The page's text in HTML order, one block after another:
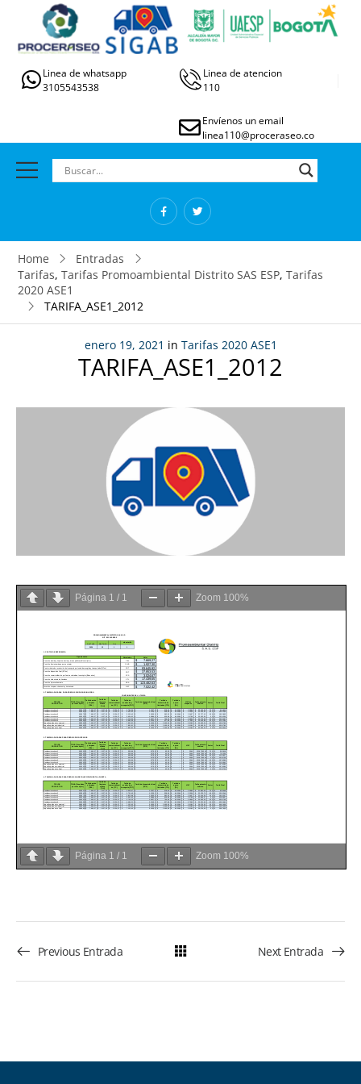
Linea de whatsapp
3105543538
Linea de atencion
110
Envíenos un email
linea110@proceraseo.co
Home
Entradas
Tarifas, Tarifas Promoambiental Distrito SAS ESP, Tarifas
2020 ASE1
TARIFA_ASE1_2012
enero 19, 2021 in Tarifas 2020 ASE1
TARIFA_ASE1_2012
Página 1 / 1 Zoom 100%
Página 1 / 1 Zoom 100%
Previous Entrada Next Entrada